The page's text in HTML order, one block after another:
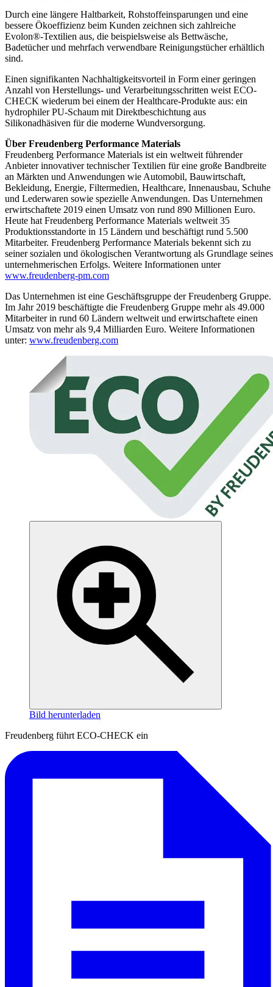
Durch eine längere Haltbarkeit, Rohstoffeinsparungen und eine
bessere Ökoeffizienz beim Kunden zeichnen sich zahlreiche
Evolon®-Textilien aus, die beispielsweise als Bettwäsche,
Badetücher und mehrfach verwendbare Reinigungstücher erhältlich
sind.
Einen signifikanten Nachhaltigkeitsvorteil in Form einer geringen
Anzahl von Herstellungs- und Verarbeitungsschritten weist ECO-
CHECK wiederum bei einem der Healthcare-Produkte aus: ein
hydrophiler PU-Schaum mit Direktbeschichtung aus
Silikonadhäsiven für die moderne Wundversorgung.
Über Freudenberg Performance Materials
Freudenberg Performance Materials ist ein weltweit führender
Anbieter innovativer technischer Textilien für eine große Bandbreite
an Märkten und Anwendungen wie Automobil, Bauwirtschaft,
Bekleidung, Energie, Filtermedien, Healthcare, Innenausbau, Schuhe
und Lederwaren sowie spezielle Anwendungen. Das Unternehmen
erwirtschaftete 2019 einen Umsatz von rund 890 Millionen Euro.
Heute hat Freudenberg Performance Materials weltweit 35
Produktionsstandorte in 15 Ländern und beschäftigt rund 5.500
Mitarbeiter. Freudenberg Performance Materials bekennt sich zu
seiner sozialen und ökologischen Verantwortung als Grundlage seines
unternehmerischen Erfolgs. Weitere Informationen unter
www.freudenberg-pm.com
Das Unternehmen ist eine Geschäftsgruppe der Freudenberg Gruppe.
Im Jahr 2019 beschäftigte die Freudenberg Gruppe mehr als 49.000
Mitarbeiter in rund 60 Ländern weltweit und erwirtschaftete einen
Umsatz von mehr als 9,4 Milliarden Euro. Weitere Informationen
unter: www.freudenberg.com
Bild herunterladen
Freudenberg führt ECO-CHECK ein